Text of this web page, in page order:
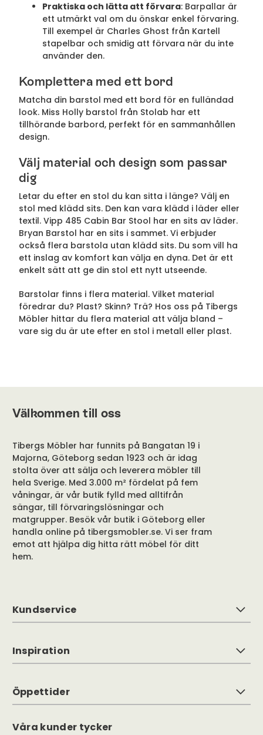
Praktiska och lätta att förvara: Barpallar är
ett utmärkt val om du önskar enkel förvaring.
Till exempel är Charles Ghost från Kartell
stapelbar och smidig att förvara när du inte
använder den.
Komplettera med ett bord
Matcha din barstol med ett bord för en fulländad
look. Miss Holly barstol från Stolab har ett
tillhörande barbord, perfekt för en sammanhållen
design.
Välj material och design som passar
dig
Letar du efter en stol du kan sitta i länge? Välj en
stol med klädd sits. Den kan vara klädd i läder eller
textil. Vipp 485 Cabin Bar Stool har en sits av läder.
Bryan Barstol har en sits i sammet. Vi erbjuder
också flera barstola utan klädd sits. Du som vill ha
ett inslag av komfort kan välja en dyna. Det är ett
enkelt sätt att ge din stol ett nytt utseende.
Barstolar finns i flera material. Vilket material
föredrar du? Plast? Skinn? Trä? Hos oss på Tibergs
Möbler hittar du flera material att välja bland –
vare sig du är ute efter en stol i metall eller plast.
Välkommen till oss
Tibergs Möbler har funnits på Bangatan 19 i
Majorna, Göteborg sedan 1923 och är idag
stolta över att sälja och leverera möbler till
hela Sverige. Med 3.000 m² fördelat på fem
våningar, är vår butik fylld med alltifrån
sängar, till förvaringslösningar och
matgrupper. Besök vår butik i Göteborg eller
handla online på tibergsmobler.se. Vi ser fram
emot att hjälpa dig hitta rätt möbel för ditt
hem.
Kundservice
Inspiration
Öppettider
Våra kunder tycker